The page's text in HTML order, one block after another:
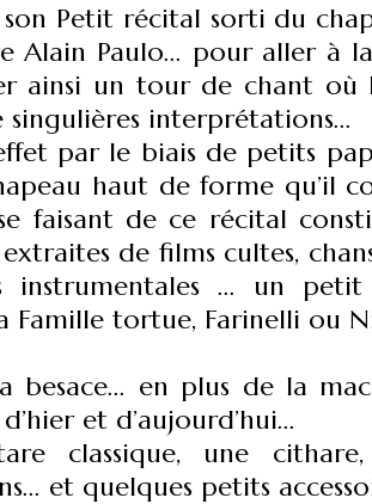
Petit récital sorti du
Alain Paulo... pour aller à
ainsi un tour de chant où
singulières interprétations...
par le biais de petits
haut de forme qu’il
faisant de ce récital
de films cultes,
instrumentales ... un
Famille tortue, Farinelli ou
besace... en plus de la
et d’aujourd’hui...
classique, une
et quelques petits